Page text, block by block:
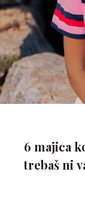
6 majica
trebaš ni